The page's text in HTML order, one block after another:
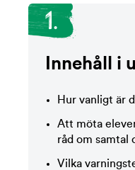
1.
Innehåll i
Hur vanligt är
Att möta
råd om samtal
Vilka